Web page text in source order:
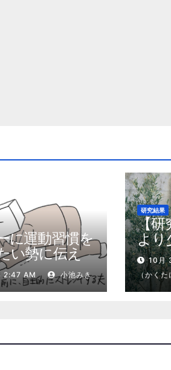
に運動習慣を
い勢に伝え
の筋肉量を
た5ステップ
2:47 AM 小池みき
研究結果
【研
より
健康
10月
（かく